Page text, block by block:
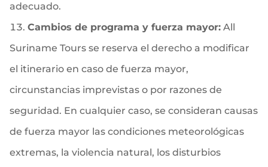
adecuado.
Cambios de programa y fuerza mayor:All
Suriname Tours se reserva el derecho a modificar
el itinerario en caso de fuerza mayor,
circunstancias imprevistas o por razones de
seguridad. En cualquier caso, se consideran causas
de fuerza mayor las condiciones meteorológicas
extremas, la violencia natural, los disturbios